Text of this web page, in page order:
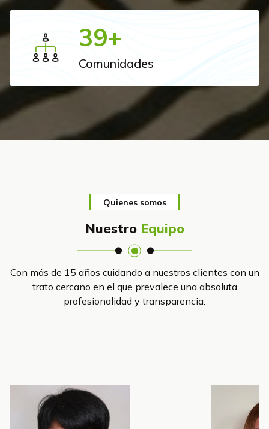
40+
Comunidades
Quienes somos
Nuestro Equipo
Con más de 15 años cuidando a nuestros clientes con un
trato cercano en el que prevalece una absoluta
profesionalidad y transparencia.